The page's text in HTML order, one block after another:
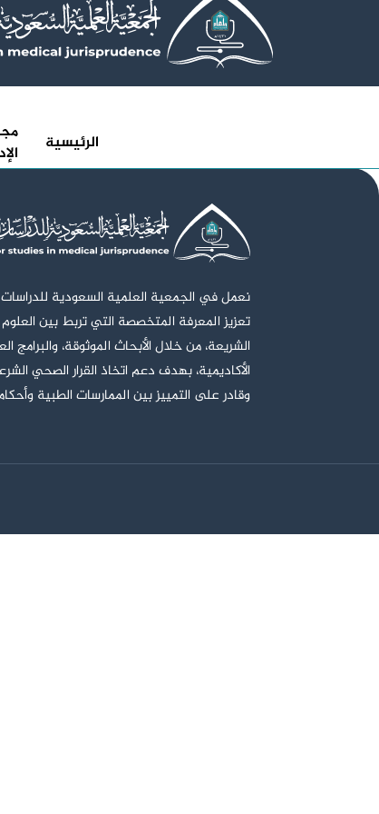
الرئيسية
نعمل في الجمعية العلمية السعودية
تعزيز المعرفة المتخصصة التي تربط بين
الشريعة، من خلال الأبحاث الموثوقة، والبرامج
الأكاديمية، بهدف دعم اتخاذ القرار الصحي
وقادر على التمييز بين الممارسات الطبية